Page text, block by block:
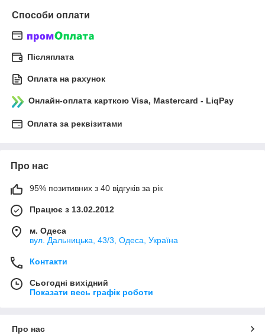
Способи оплати
Післяплата
Оплата на рахунок
Онлайн-оплата карткою Visa, Mastercard - LiqPay
Оплата за реквізитами
Про нас
95% позитивних з 40 відгуків за рік
Працює з 13.02.2012
м. Одеса
вул. Дальницька, 43/3, Одеса, Україна
Контакти
Сьогодні вихідний
Показати весь графік роботи
Про нас